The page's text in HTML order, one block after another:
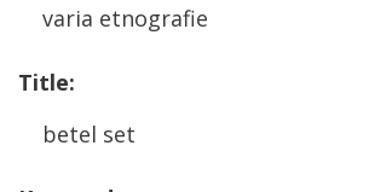
varia etnografie
Title:
betel set